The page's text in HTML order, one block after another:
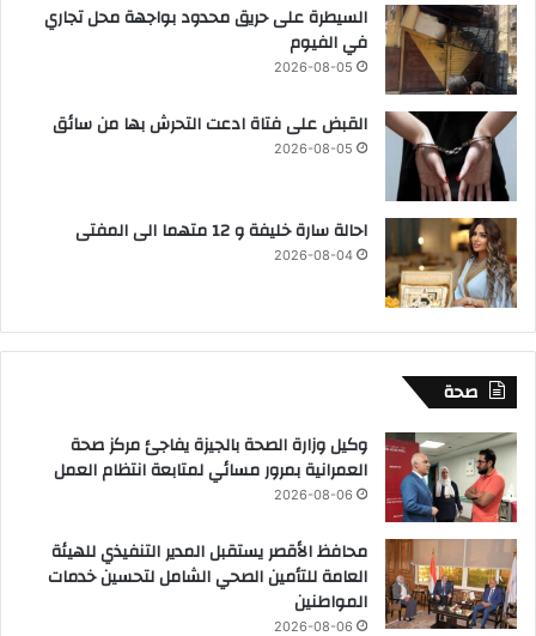
السيطرة على حريق محدود بواجهة محل تجاري
في الفيوم
2026-08-05
القبض على فتاة ادعت التحرش بها من سائق
2026-08-05
احالة سارة خليفة و 12 متهما الى المفتى
2026-08-04
صحة
وكيل وزارة الصحة بالجيزة يفاجئ مركز صحة
العمرانية بمرور مسائي لمتابعة انتظام العمل
2026-08-06
محافظ الأقصر يستقبل المدير التنفيذي للهيئة
العامة للتأمين الصحي الشامل لتحسين خدمات
المواطنين
2026-08-06